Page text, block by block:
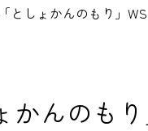
としょかんのもり」
かんのも